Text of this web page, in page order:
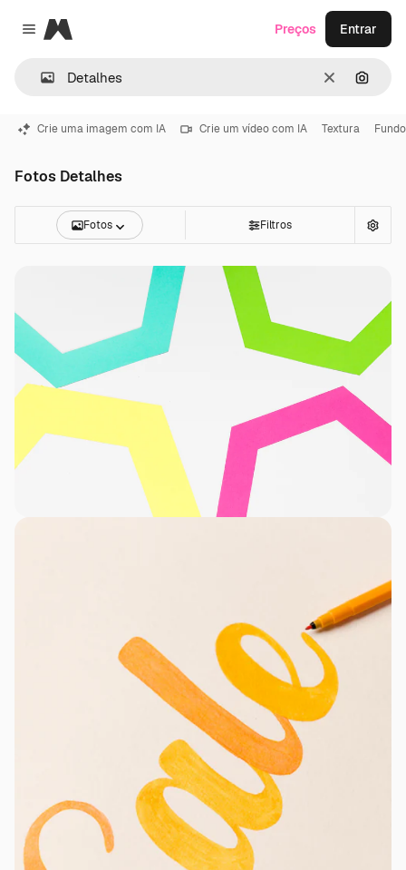
Close menu
Magnific
Limpar
Preços Entrar
Crie uma imagem com IA Crie um vídeo com IA Textura Fundo
Fotos Detalhes
Fotos Filtros